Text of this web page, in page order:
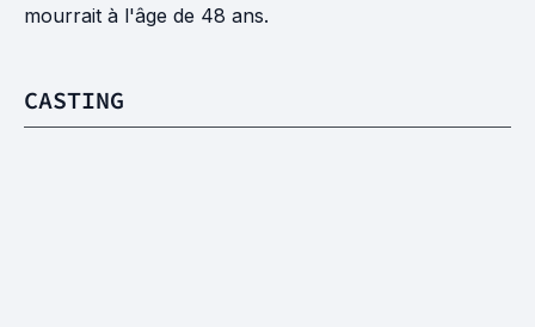
mourrait à l'âge de 48 ans.
CASTING